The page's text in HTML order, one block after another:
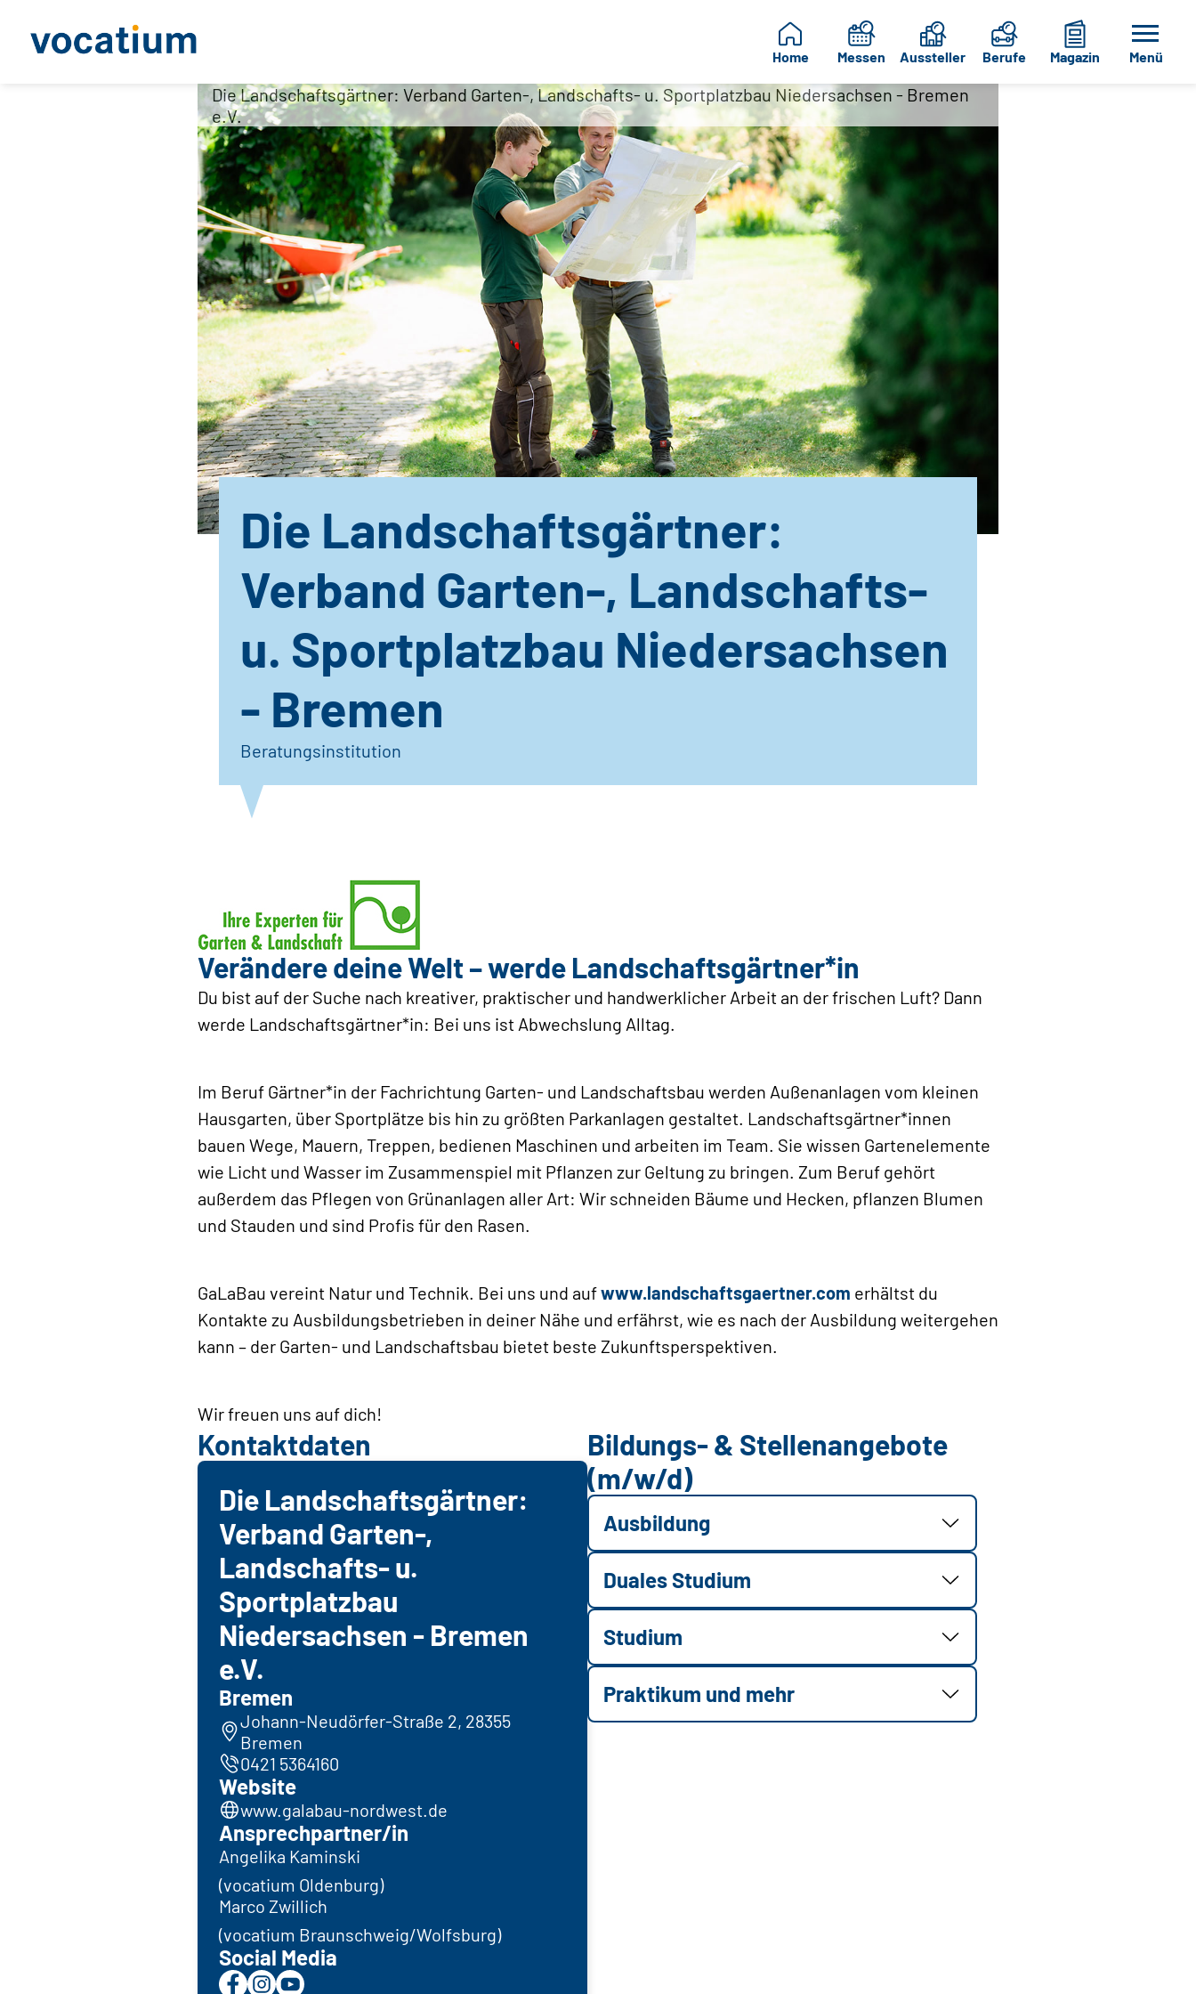
Home Messen Aussteller Berufe Magazin Menü
Die Landschaftsgärtner: Verband Garten-, Landschafts- u. Sportplatzbau Niedersachsen - Bremen
e.V.
Die Landschaftsgärtner:
Verband Garten-, Landschafts-
u. Sportplatzbau Niedersachsen
- Bremen
Beratungsinstitution
Verändere ­deine Welt – werde ­Landschaftsgärtner*in
Du bist auf der Suche nach kreativer, praktischer und handwerklicher Arbeit an der frischen Luft? Dann
werde Landschaftsgärtner*in: Bei uns ist Abwechslung Alltag.
Im Beruf Gärtner*in der Fachrichtung Garten- und Landschaftsbau werden Außenanlagen vom kleinen
Hausgarten, über Sportplätze bis hin zu größten Parkanlagen gestaltet. Landschaftsgärtner*innen
bauen Wege, Mauern, Treppen, bedienen Maschinen und arbeiten im Team. Sie wissen Gartenelemente
wie Licht und Wasser im Zusammenspiel mit Pflanzen zur Geltung zu bringen. Zum Beruf gehört
außerdem das Pflegen von Grünanlagen aller Art: Wir schneiden Bäume und Hecken, pflanzen Blumen
und Stauden und sind Profis für den Rasen.
GaLaBau vereint Natur und Technik. Bei uns und aufwww.landschaftsgaertner.com erhältst du
Kontakte zu Ausbildungsbetrieben in deiner Nähe und erfährst, wie es nach der Ausbildung weitergehen
kann – der Garten- und Landschaftsbau bietet beste Zukunftsperspektiven.
Wir freuen uns auf dich!
Kontaktdaten
Die Landschaftsgärtner:
Verband Garten-,
Landschafts- u.
Sportplatzbau
Niedersachsen - Bremen
e.V.
Bremen
Johann-Neudörfer-Straße 2, 28355
Bremen
0421 5364160
Website
www.galabau-nordwest.de
Ansprechpartner/in
Angelika Kaminski
(vocatium Oldenburg)
Marco Zwillich
(vocatium Braunschweig/Wolfsburg)
Social Media
Bildungs- & Stellenangebote
(m/w/d)
Ausbildung
Duales Studium
Studium
Praktikum und mehr